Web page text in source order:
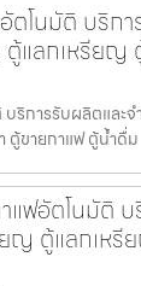
ตโนมัติ บริก
แลกเหรียญ
ริการรับผลิตและ
ตู้ขายกาแฟ ตู้น้ำดื่ม
แฟ​อัตโนมัติ
ยญ ตู้แลกเห